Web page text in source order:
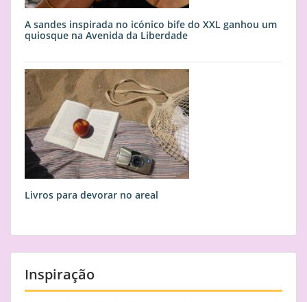
A sandes inspirada no icónico bife do XXL ganhou um
quiosque na Avenida da Liberdade
Livros para devorar no areal
Inspiração